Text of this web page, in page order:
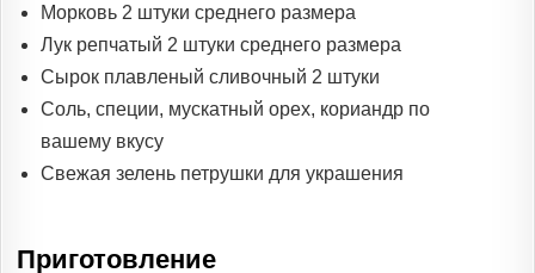
Морковь 2 штуки среднего размера
Лук репчатый 2 штуки среднего размера
Сырок плавленый сливочный 2 штуки
Соль, специи, мускатный орех, кориандр по
вашему вкусу
Свежая зелень петрушки для украшения
Приготовление